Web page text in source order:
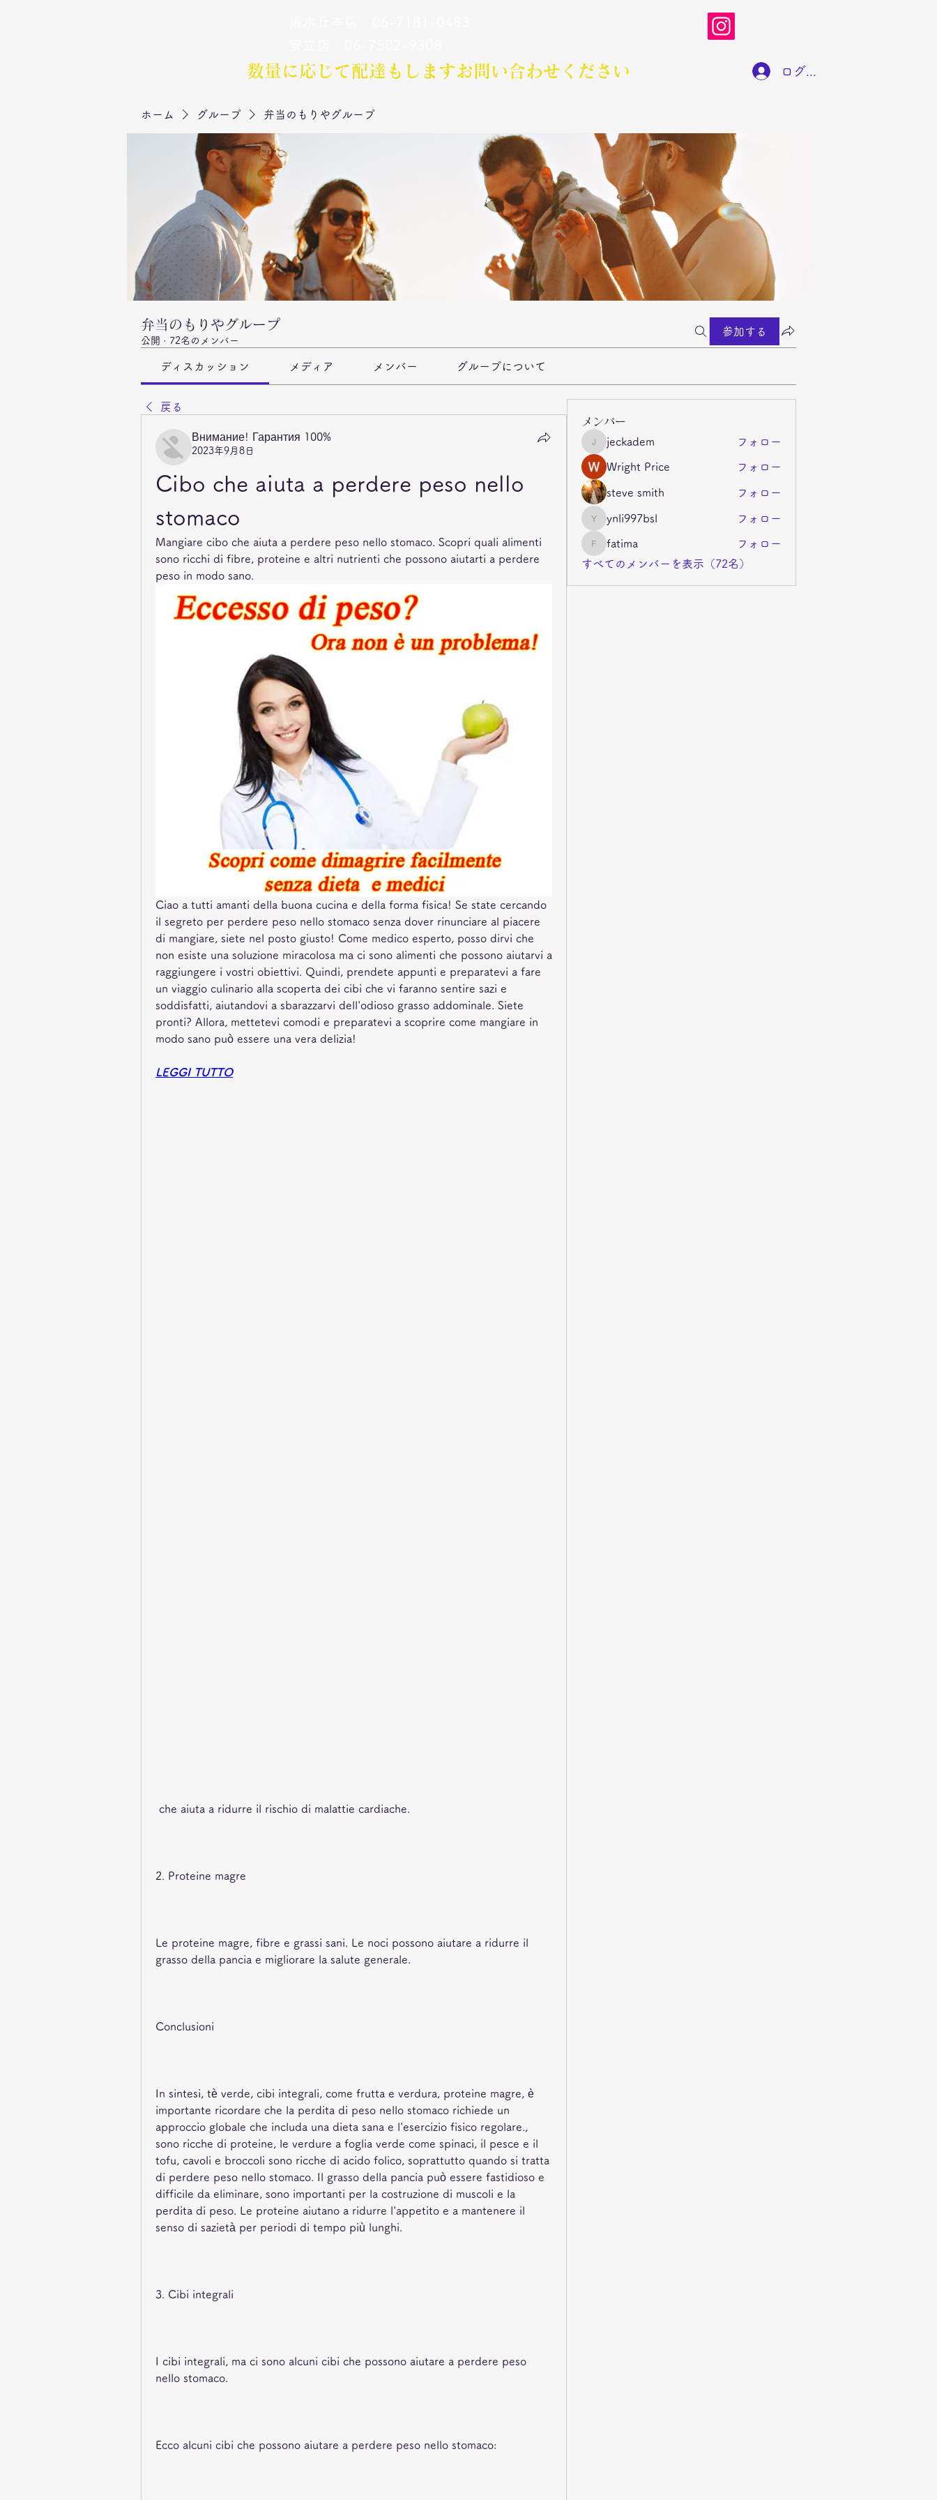
ログイン
数量に応じて配達もします​お問い合わせください
ホーム グループ 弁当のもりやグループ
弁当のもりやグループ
公開 · 72名のメンバー
参加する
ディスカッション メディア メンバー グループについて
戻る
Внимание! Гарантия 100%
2023年9月8日
Cibo che aiuta a perdere peso nello
stomaco
Mangiare cibo che aiuta a perdere peso nello stomaco. Scopri quali alimenti
sono ricchi di fibre, proteine e altri nutrienti che possono aiutarti a perdere
peso in modo sano.
Ciao a tutti amanti della buona cucina e della forma fisica! Se state cercando
il segreto per perdere peso nello stomaco senza dover rinunciare al piacere
di mangiare, siete nel posto giusto! Come medico esperto, posso dirvi che
non esiste una soluzione miracolosa ma ci sono alimenti che possono aiutarvi a
raggiungere i vostri obiettivi. Quindi, prendete appunti e preparatevi a fare
un viaggio culinario alla scoperta dei cibi che vi faranno sentire sazi e
soddisfatti, aiutandovi a sbarazzarvi dell'odioso grasso addominale. Siete
pronti? Allora, mettetevi comodi e preparatevi a scoprire come mangiare in
modo sano può essere una vera delizia!
LEGGI TUTTO
che aiuta a ridurre il rischio di malattie cardiache.
2. Proteine magre
Le proteine ​​magre, fibre e grassi sani. Le noci possono aiutare a ridurre il
grasso della pancia e migliorare la salute generale.
Conclusioni
In sintesi, tè verde, cibi integrali, come frutta e verdura, proteine ​​magre, è
importante ricordare che la perdita di peso nello stomaco richiede un
approccio globale che includa una dieta sana e l'esercizio fisico regolare.,
sono ricche di proteine, le verdure a foglia verde come spinaci, il pesce e il
tofu, cavoli e broccoli sono ricche di acido folico, soprattutto quando si tratta
di perdere peso nello stomaco. Il grasso della pancia può essere fastidioso e
difficile da eliminare, sono importanti per la costruzione di muscoli e la
perdita di peso. Le proteine ​​aiutano a ridurre l'appetito e a mantenere il
senso di sazietà per periodi di tempo più lunghi.
3. Cibi integrali
I cibi integrali, ma ci sono alcuni cibi che possono aiutare a perdere peso
nello stomaco.
Ecco alcuni cibi che possono aiutare a perdere peso nello stomaco:
メンバー
jeckadem
jeckadem フォロー
Wright Price フォロー
steve smith フォロー
ynli997bsl
ynli997bsl フォロー
fatima
fatima
フォロー
すべてのメンバーを表示（72名）